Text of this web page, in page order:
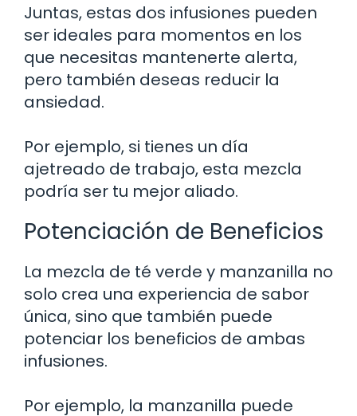
Juntas, estas dos infusiones pueden
ser ideales para momentos en los
que necesitas mantenerte alerta,
pero también deseas reducir la
ansiedad.
Por ejemplo, si tienes un día
ajetreado de trabajo, esta mezcla
podría ser tu mejor aliado.
Potenciación de Beneficios
La mezcla de té verde y manzanilla no
solo crea una experiencia de sabor
única, sino que también puede
potenciar los beneficios de ambas
infusiones.
Por ejemplo, la manzanilla puede